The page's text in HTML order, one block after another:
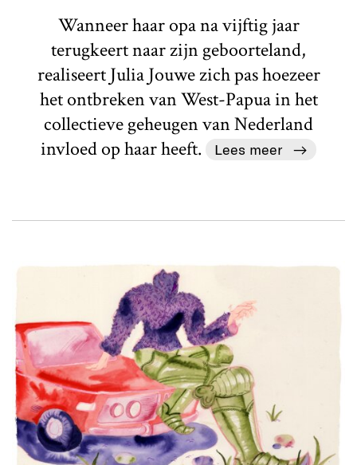
Wanneer haar opa na vijftig jaar
terugkeert naar zijn geboorteland,
realiseert Julia Jouwe zich pas hoezeer
het ontbreken van West-Papua in het
collectieve geheugen van Nederland
invloed op haar heeft.
Lees meer